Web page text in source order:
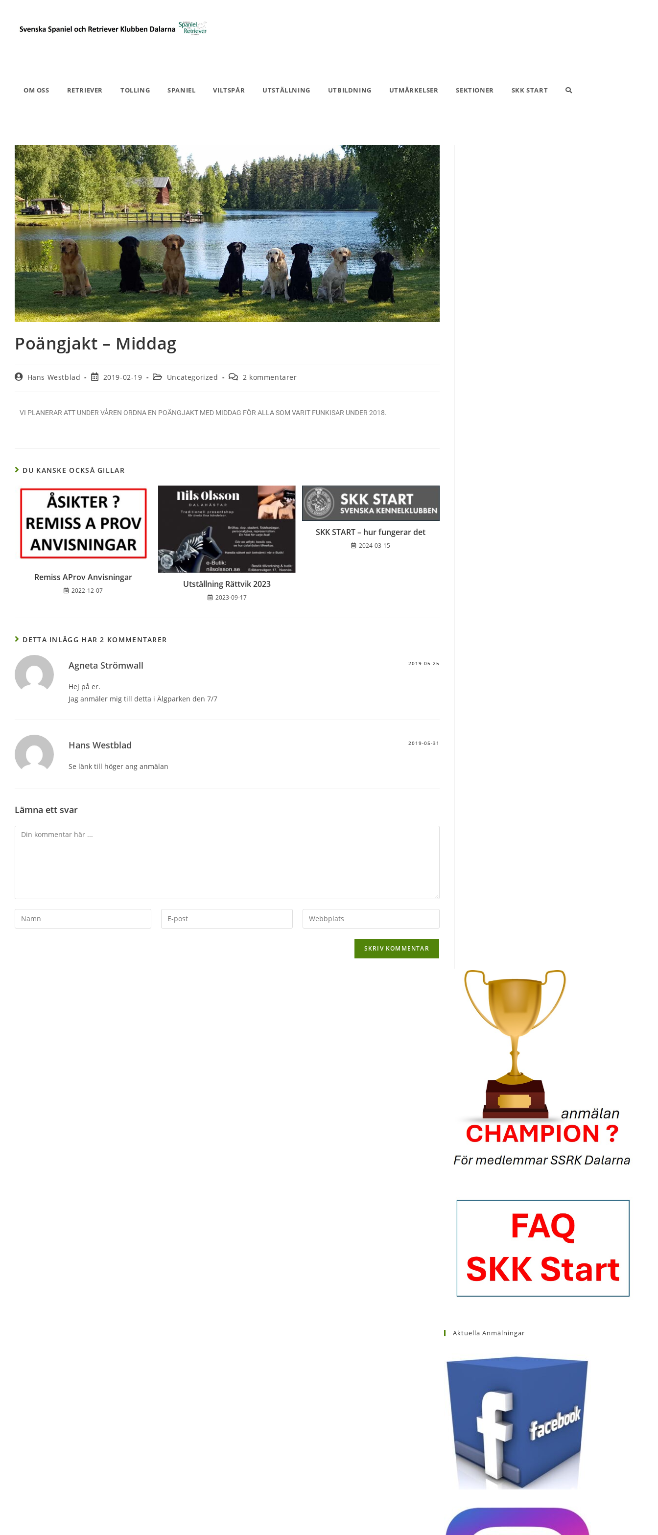
OM OSS RETRIEVER TOLLING SPANIEL VILTSPÅR UTSTÄLLNING UTBILDNING UTMÄRKELSER SEKTIONER SKK START
Poängjakt – Middag
Hans Westblad 2019-02-19 Uncategorized 2 kommentarer
VI PLANERAR ATT UNDER VÅREN ORDNA EN POÄNGJAKT MED MIDDAG FÖR ALLA SOM VARIT FUNKISAR UNDER 2018.
DU KANSKE OCKSÅ GILLAR
Remiss AProv Anvisningar
2022-12-07
Utställning Rättvik 2023
2023-09-17
SKK START – hur fungerar det
2024-03-15
DETTA INLÄGG HAR 2 KOMMENTARER
Agneta Strömwall 2019-05-25
Hej på er.
Jag anmäler mig till detta i Älgparken den 7/7
Hans Westblad 2019-05-31
Se länk till höger ang anmälan
Lämna ett svar
Aktuella Anmälningar